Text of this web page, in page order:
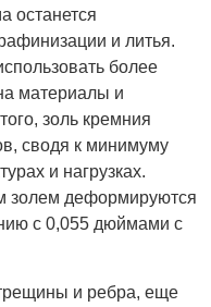
останется
и литья.
более
материалы и
золь кремния
сводя к минимуму
и нагрузках.
деформируются
с 0,055 дюймами с
и ребра, еще